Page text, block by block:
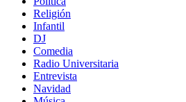
Religión
Infantil
DJ
Comedia
Radio Universitaria
Entrevista
Navidad